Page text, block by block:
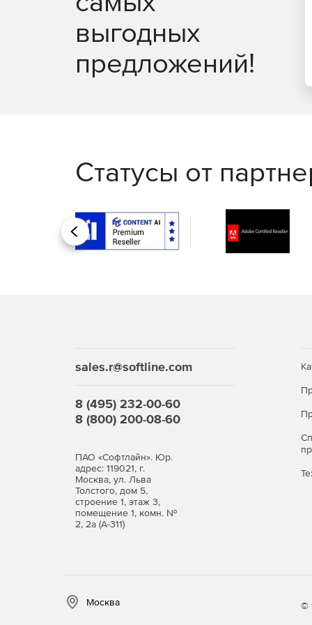
выгодных
предложений!
Статусы от
Назад
sales.r@softline.com
8 (495) 232-00-60
8 (800) 200-08-60
ПАО «Софтлайн». Юр.
адрес: 119021, г.
Москва, ул. Льва
Толстого, дом 5,
строение 1, этаж 3,
помещение 1, комн. №
2, 2а (А-311)
Москва ©